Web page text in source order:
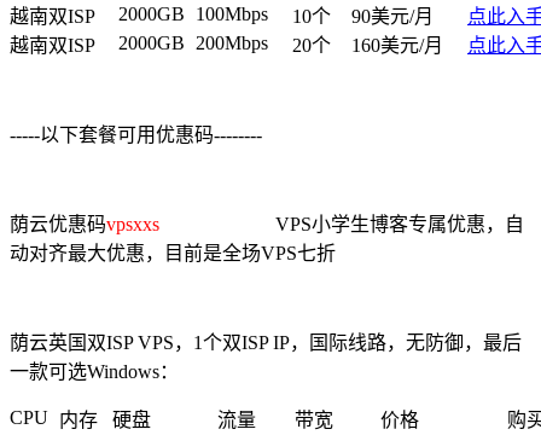
越南双ISP
2000GB 100Mbps 10个 90美元/月
点此入
越南双ISP
2000GB 200Mbps 20个 160美元/月 点此入
-----以下套餐可用优惠码--------
荫云优惠码vpsxxs VPS小学生博客专属优惠，自
动对齐最大优惠，目前是全场VPS七折
荫云英国双ISP VPS，1个双ISP IP，国际线路，无防御，最后
一款可选Windows：
CPU 内存 硬盘 流量 带宽 价格
购